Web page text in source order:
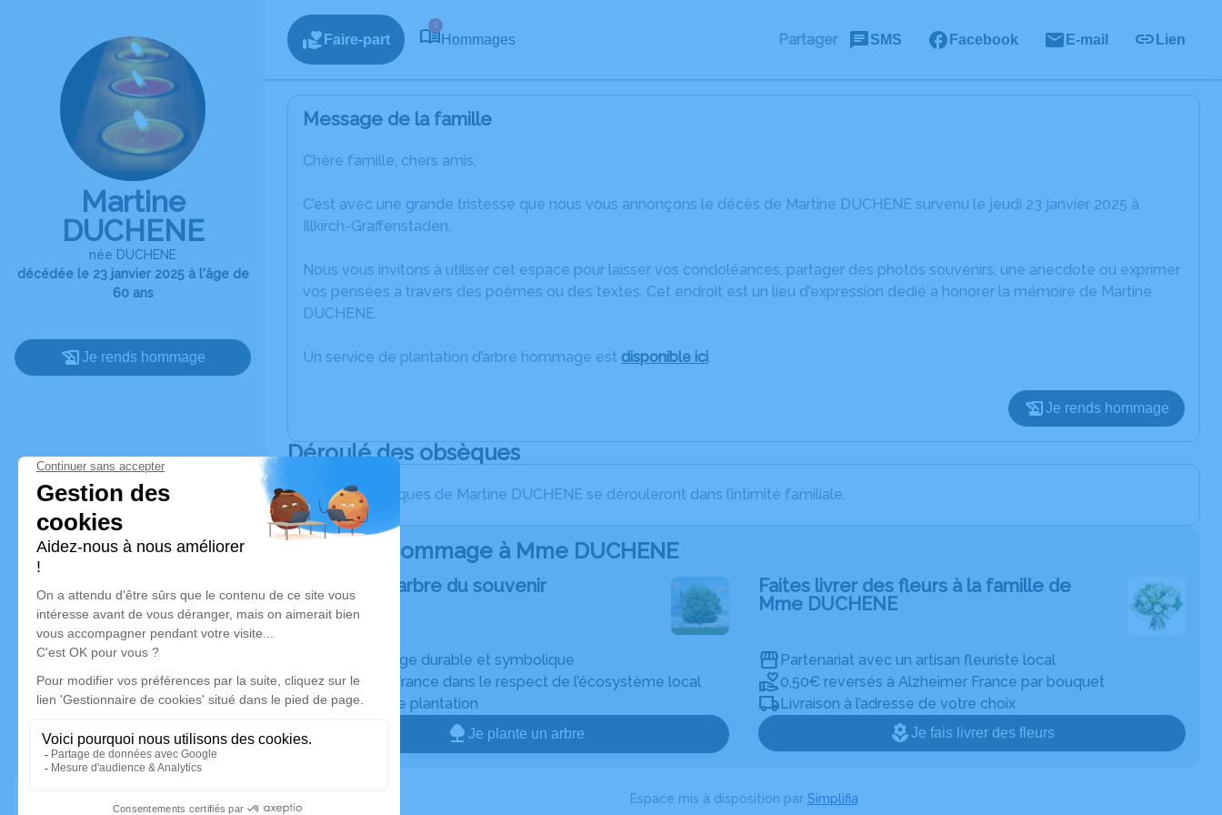
Martine
DUCHENE
née DUCHENE
décédée le 23 janvier 2025 à l'âge de
60 ans
Je rends hommage
Faire-part
1
Hommages Partager SMS Facebook E-mail Lien
Message de la famille
Chère famille, chers amis,
C’est avec une grande tristesse que nous vous annonçons le décès de Martine DUCHENE survenu le jeudi 23 janvier 2025 à
Illkirch-Graffenstaden.
Nous vous invitons à utiliser cet espace pour laisser vos condoléances, partager des photos souvenirs, une anecdote ou exprimer
vos pensées à travers des poèmes ou des textes. Cet endroit est un lieu d'expression dédié à honorer la mémoire de Martine
DUCHENE.
Un service de plantation d’arbre hommage est disponible ici.
Je rends hommage
Déroulé des obsèques
Les obsèques de Martine DUCHENE se dérouleront dans l’intimité familiale.
Rendez hommage à Mme DUCHENE
Plantez un arbre du souvenir
Un hommage durable et symbolique
Planté en France dans le respect de l’écosystème local
Certificat de plantation
Je plante un arbre
Faites livrer des fleurs à la famille de
Mme DUCHENE
Partenariat avec un artisan fleuriste local
0,50€ reversés à Alzheimer France par bouquet
Livraison à l’adresse de votre choix
Je fais livrer des fleurs
Espace mis à disposition par Simplifia